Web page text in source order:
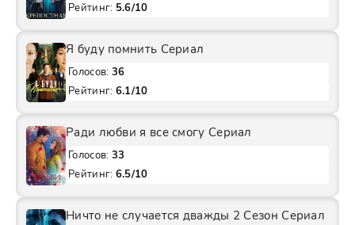
Рейтинг: 5.6/10
Я буду помнить Сериал
Голосов: 36
Рейтинг: 6.1/10
Ради любви я все смогу Сериал
Голосов: 33
Рейтинг: 6.5/10
Ничто не случается дважды 2 Сезон Сериал